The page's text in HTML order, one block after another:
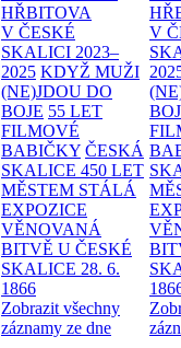
HŘBITOVA
V ČESKÉ
SKALICI 2023–
2025 KDYŽ MUŽI
(NE)JDOU DO
BOJE 55 LET
FILMOVÉ
BABIČKY ČESKÁ
SKALICE 450 LET
MĚSTEM STÁLÁ
EXPOZICE
VĚNOVANÁ
BITVĚ U ČESKÉ
SKALICE 28. 6.
1866
Zobrazit všechny
záznamy ze dne
V